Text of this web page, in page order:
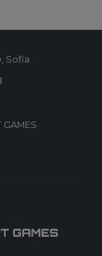
Sofia